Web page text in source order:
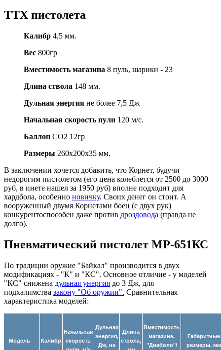
ТТХ пистолета
Калибр 4,5 мм.
Вес 800гр
Вместимость магазина 8 пуль, шарики - 23
Длина ствола 148 мм.
Дульная энергия не более 7,5 Дж
Начальная скорость пули 120 м/с.
Баллон CO2 12гр
Размеры 260х200х35 мм.
В заключении хочется добавить, что Корнет, будучи
недорогим пистолетом (его цена колеблется от 2500 до 3000
руб, в инете нашел за 1950 руб) вполне подходит для
хардбола, особенно новичку. Своих денег он стоит. А
вооруженный двумя Корнетами боец (с двух рук)
конкурентоспособен даже против дроздовода (правда не
долго).
Пневматический пистолет МР-651КС
По традиции оружие "Байкал" производится в двух
модификациях - "К" и "КС". Основное отличие - у моделей
"КС" снижена дульная унергия до 3 Дж, для
подхалимства закону "Об оружии". Сравнительная
характеристика моделей:
Модель Калибр
Начальная
скорость
Дульная
энергия,
Дж, не
Длина
ствола,
Вместимость
магазина,
"Диаболо"/
Габаритные
размеры, мм